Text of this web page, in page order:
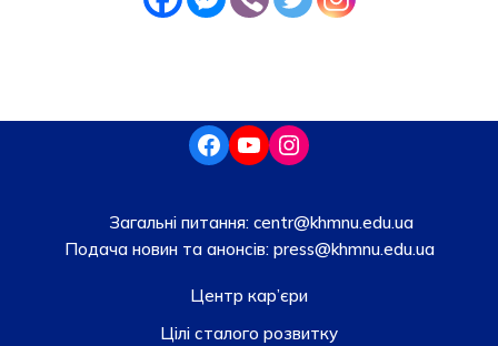
Загальні питання: centr@khmnu.edu.ua
Подача новин та анонсів:press@khmnu.edu.ua
Центр кар’єри
Цілі сталого розвитку